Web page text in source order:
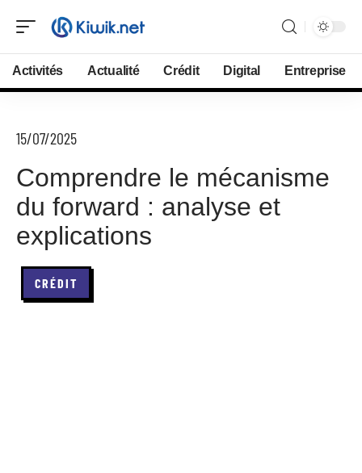
Activités Actualité Crédit Digital Entreprise
15/07/2025
Comprendre le mécanisme
du forward : analyse et
explications
CRÉDIT